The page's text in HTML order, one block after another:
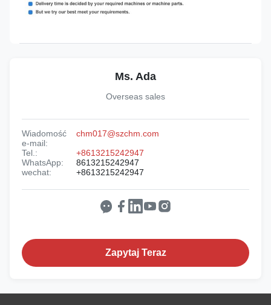
Ms. Ada
Overseas sales
Wiadomość
e-mail:
chm017@szchm.com
Tel.:
+8613215242947
WhatsApp:
8613215242947
wechat:
+8613215242947
Zapytaj Teraz